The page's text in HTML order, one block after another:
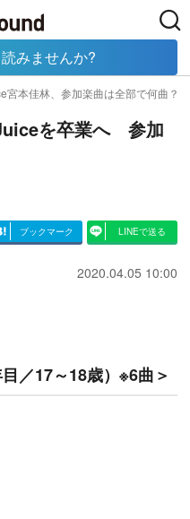
TECH
宮本佳林、参加楽曲は全部で何曲？
を卒業へ 参加
ブックマーク LINEで送る
2020.04.05 10:00
／17～18歳）※6曲＞
みませんか?